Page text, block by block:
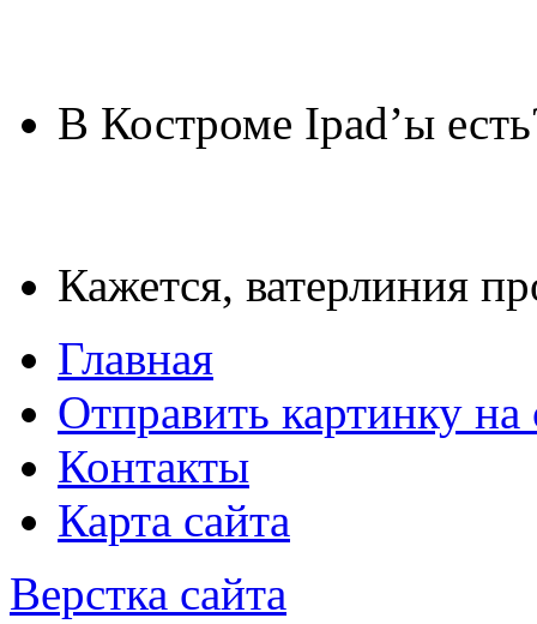
В Костроме Ipad’ы
Кажется, ватерлиния
Главная
Отправить картинку на
Контакты
Карта сайта
Верстка сайта